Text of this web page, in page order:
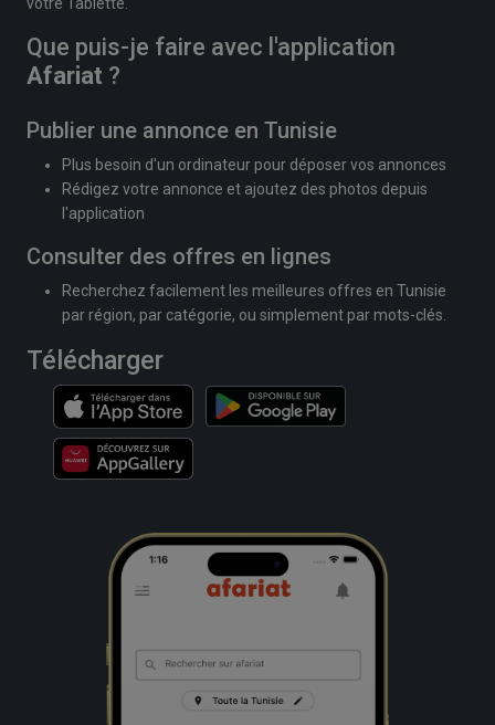
Que puis-je faire avec l'application
Afariat ?
Publier une annonce en Tunisie
Plus besoin d'un ordinateur pour déposer vos annonces
Rédigez votre annonce et ajoutez des photos depuis
l'application
Consulter des offres en lignes
Recherchez facilement les meilleures offres en Tunisie
par région, par catégorie, ou simplement par mots-clés.
Télécharger